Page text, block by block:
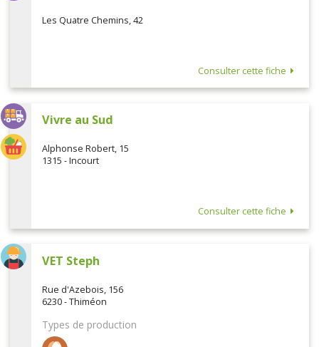
Les Quatre Chemins, 42
Consulter cette fiche
Vivre au Sud
Alphonse Robert, 15
1315 - Incourt
Consulter cette fiche
VET Steph
Rue d'Azebois, 156
6230 - Thiméon
Types de production